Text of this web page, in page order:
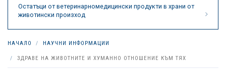
Остатъци от ветеринарномедицински продукти в храни от
животински произход
НАЧАЛО НАУЧНИ ИНФОРМАЦИИ
ЗДРАВЕ НА ЖИВОТНИТЕ И ХУМАННО ОТНОШЕНИЕ КЪМ ТЯХ